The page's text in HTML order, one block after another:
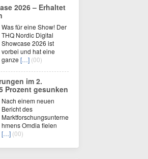
2026 – Erhaltet
Was für eine Show! Der
THQ Nordic Digital
Showcase 2026 ist
vorbei und hat eine
ganze […] (00)
im 2.
Prozent gesunken
Nach einem neuen
Bericht des
Marktforschungsunterne
hmens Omdia fielen
[…] (00)